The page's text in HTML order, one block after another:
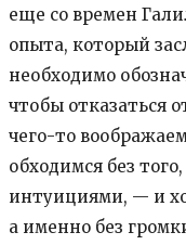
еще со времен
опыта, который
необходимо
чтобы отказаться
чего-то
обходимся без
интуициями, — и
а именно без